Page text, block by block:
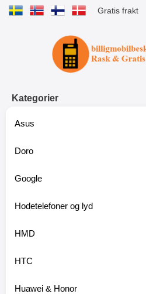
Gratis frakt
Kategorier
Asus
Doro
Google
Hodetelefoner og lyd
HMD
HTC
Huawei & Honor